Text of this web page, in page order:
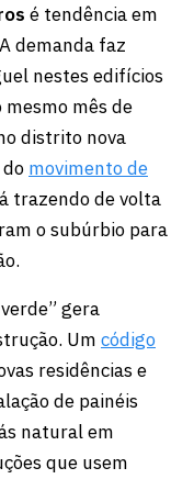
é tendência em
demanda faz
nestes edifícios
mesmo mês de
distrito nova
movimento de
trazendo de volta
o subúrbio para
gera
Um código
residências e
de painéis
natural em
que usem